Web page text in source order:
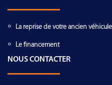
La reprise de votre ancien véhicule
Le financement
NOUS CONTACTER